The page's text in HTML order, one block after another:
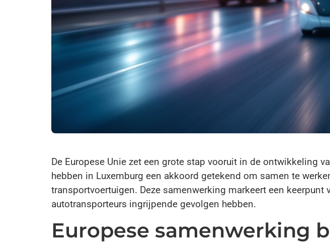
De Europese Unie zet een grote stap vooruit in de ontwikkeling
hebben in Luxemburg een akkoord getekend om samen te
transportvoertuigen. Deze samenwerking markeert een
autotransporteurs ingrijpende gevolgen hebben.
Europese samenwerking